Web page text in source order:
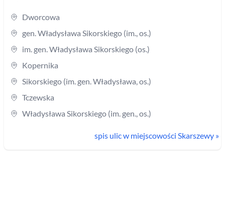
Dworcowa
gen. Władysława Sikorskiego (im., os.)
im. gen. Władysława Sikorskiego (os.)
Kopernika
Sikorskiego (im. gen. Władysława, os.)
Tczewska
Władysława Sikorskiego (im. gen., os.)
spis ulic w miejscowości Skarszewy »